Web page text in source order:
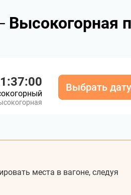
Высокогорная
Выбрать дату
места в вагоне, следуя